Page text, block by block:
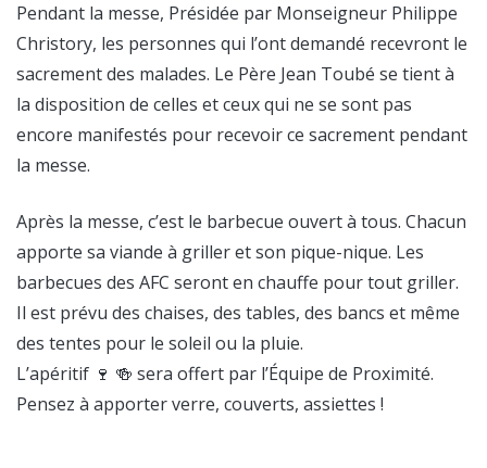
Pendant la messe, Présidée par Monseigneur Philippe
Christory, les personnes qui l’ont demandé recevront le
sacrement des malades. Le Père Jean Toubé se tient à
la disposition de celles et ceux qui ne se sont pas
encore manifestés pour recevoir ce sacrement pendant
la messe.
Après la messe, c’est le barbecue ouvert à tous. Chacun
apporte sa viande à griller et son pique-nique. Les
barbecues des AFC seront en chauffe pour tout griller.
Il est prévu des chaises, des tables, des bancs et même
des tentes pour le soleil ou la pluie.
L’apéritif 🍷 🍻 sera offert par l’Équipe de Proximité.
Pensez à apporter verre, couverts, assiettes !